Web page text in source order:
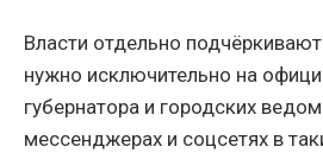
Власти отдельно
нужно исключительно на
губернатора и городских
мессенджерах и соцсетях в